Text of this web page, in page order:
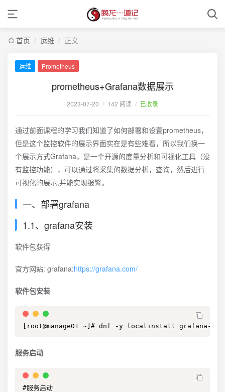
首页 / 运维 / 正文
运维 Prometheus
prometheus+Grafana数据展示
2023-07-20 / 142 阅读 / 已收录
通过前面课程的学习我们知道了如何部署和设置prometheus，
但是这个监控软件的展示界面实在是有些难看，所以我们换一
个展示方式Grafana，是一个开源的度量分析和可视化工具（没
有监控功能），可以通过将采集的数据分析，查询，然后进行
可视化的展示,并能实现报警。
一、部署grafana
1.1、grafana安装
软件包获得
官方网站: grafana:https://grafana.com/
软件包安装
[root@manage01 ~]# dnf -y localinstall grafana-
服务启动
#服务启动